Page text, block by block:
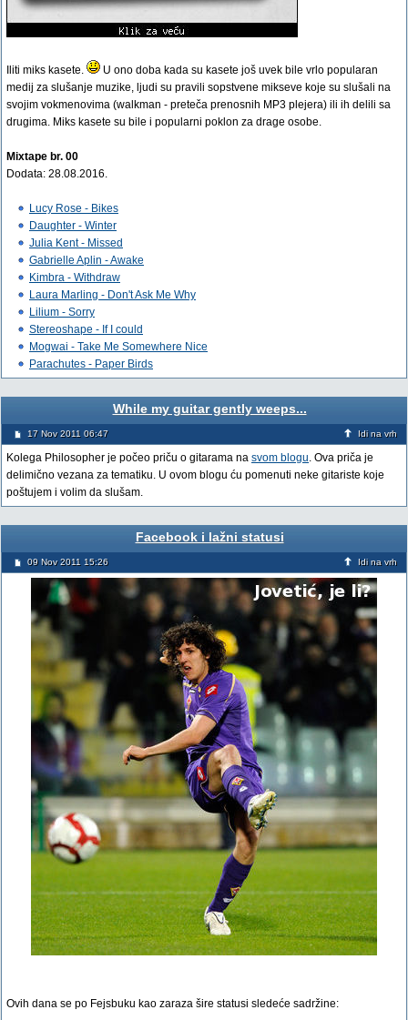
Iliti miks kasete.
U ono doba kada su kasete još uvek bile vrlo popularan
medij za slušanje muzike, ljudi su pravili sopstvene mikseve koje su slušali na
svojim vokmenovima (walkman - preteča prenosnih MP3 plejera) ili ih delili sa
drugima. Miks kasete su bile i popularni poklon za drage osobe.
Mixtape br. 00
Dodata: 28.08.2016.
Lucy Rose - Bikes
Daughter - Winter
Julia Kent - Missed
Gabrielle Aplin - Awake
Kimbra - Withdraw
Laura Marling - Don't Ask Me Why
Lilium - Sorry
Stereoshape - If I could
Mogwai - Take Me Somewhere Nice
Parachutes - Paper Birds
While my guitar gently weeps...
17 Nov 2011 06:47 Idi na vrh
Kolega Philosopher je počeo priču o gitarama na svom blogu. Ova priča je
delimično vezana za tematiku. U ovom blogu ću pomenuti neke gitariste koje
poštujem i volim da slušam.
Facebook i lažni statusi
09 Nov 2011 15:26 Idi na vrh
Ovih dana se po Fejsbuku kao zaraza šire statusi sledeće sadržine: